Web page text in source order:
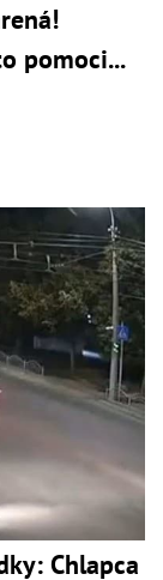
pomoci...
Chlapca